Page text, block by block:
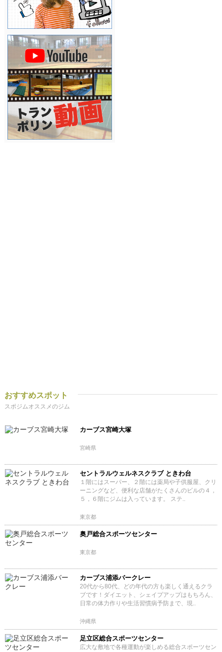
おすすめスポット
スポジムオススメのジム
カーブス宮崎大塚
宮崎県
セントラルウェルネスクラブ ときわ台
１階にはスーパー、２階には薬局や子供服屋、クリ
ーニングなど、便利な店舗がたくさんのビルの４，
５，６階にジムは入っています。 ステ..
東京都
奥戸総合スポーツセンター
東京都
カーブス浦添バークレー
20代から80代、どの年代の方も楽しく通えるクラ
ブです！ダイエット、シェイプアップはもちろん、
日常の体力作りや生活習慣病予防まで、現..
沖縄県
足立区総合スポーツセンター
広大な敷地で各種運動が楽しめる総合スポーツセン